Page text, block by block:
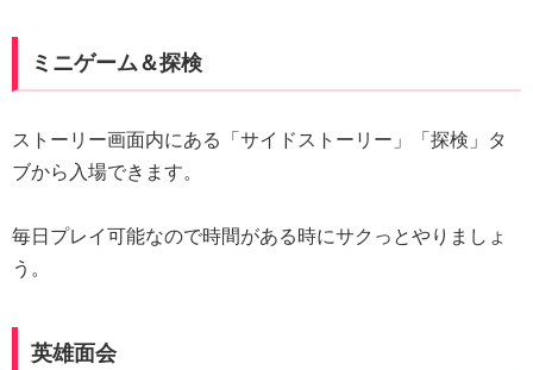
ミニゲーム＆探検
ストーリー画面内にある「サイドストーリー」「探検」タ
ブから入場できます。
毎日プレイ可能なので時間がある時にサクっとやりましょ
う。
英雄面会